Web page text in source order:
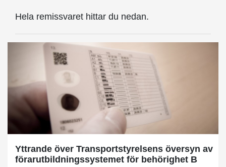
Hela remissvaret hittar du nedan.
Yttrande över Transportstyrelsens översyn av
förarutbildningssystemet för behörighet B